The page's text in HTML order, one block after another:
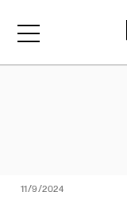
11/9/2024